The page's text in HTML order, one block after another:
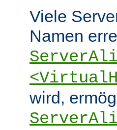
Viele
Namen
wird,